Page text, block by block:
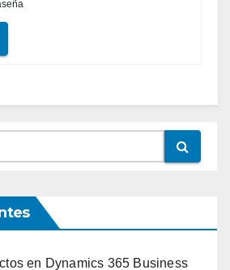
en Dynamics 365 Business